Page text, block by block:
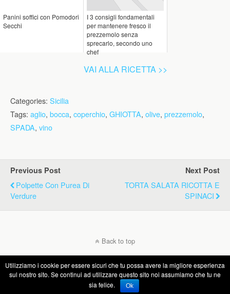
Panini soffici con Pomodori
Secchi
I 3 consigli fondamentali
per mantenere fresco il
prezzemolo senza
sprecarlo, secondo uno
chef
VAI ALLA RICETTA >>
Categories: Sicilia
Tags: aglio, bocca, coperchio, GHIOTTA, olive, prezzemolo,
SPADA, vino
Previous Post
Polpette Con Purea Di
Verdure
Next Post
TORTA SALATA RICOTTA E
SPINACI
Back to top
Mobile Desktop
Utilizziamo i cookie per essere sicuri che tu possa avere la migliore esperienza
sul nostro sito. Se continui ad utilizzare questo sito noi assumiamo che tu ne
sia felice.
Ok